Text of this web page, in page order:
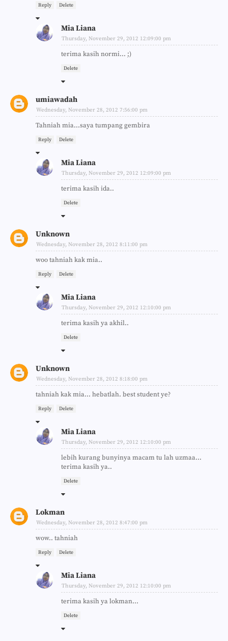
Reply Delete
Mia Liana
Thursday, November 29, 2012 12:09:00 pm
terima kasih normi... ;)
Delete
umiawadah
Wednesday, November 28, 2012 7:56:00 pm
Tahniah mia...saya tumpang gembira
Reply Delete
Mia Liana
Thursday, November 29, 2012 12:09:00 pm
terima kasih ida..
Delete
Unknown
Wednesday, November 28, 2012 8:11:00 pm
woo tahniah kak mia..
Reply Delete
Mia Liana
Thursday, November 29, 2012 12:10:00 pm
terima kasih ya akhil..
Delete
Unknown
Wednesday, November 28, 2012 8:18:00 pm
tahniah kak mia... hebatlah. best student ye?
Reply Delete
Mia Liana
Thursday, November 29, 2012 12:10:00 pm
lebih kurang bunyinya macam tu lah uzmaa...
terima kasih ya..
Delete
Lokman
Wednesday, November 28, 2012 8:47:00 pm
wow.. tahniah
Reply Delete
Mia Liana
Thursday, November 29, 2012 12:10:00 pm
terima kasih ya lokman...
Delete